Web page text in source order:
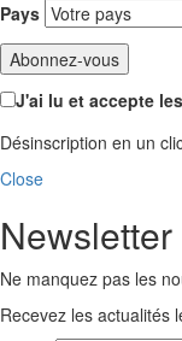
Pays
J'ai lu et accepte
Désinscription en un
Close
Newsletter
Ne manquez pas les
Recevez les actualités